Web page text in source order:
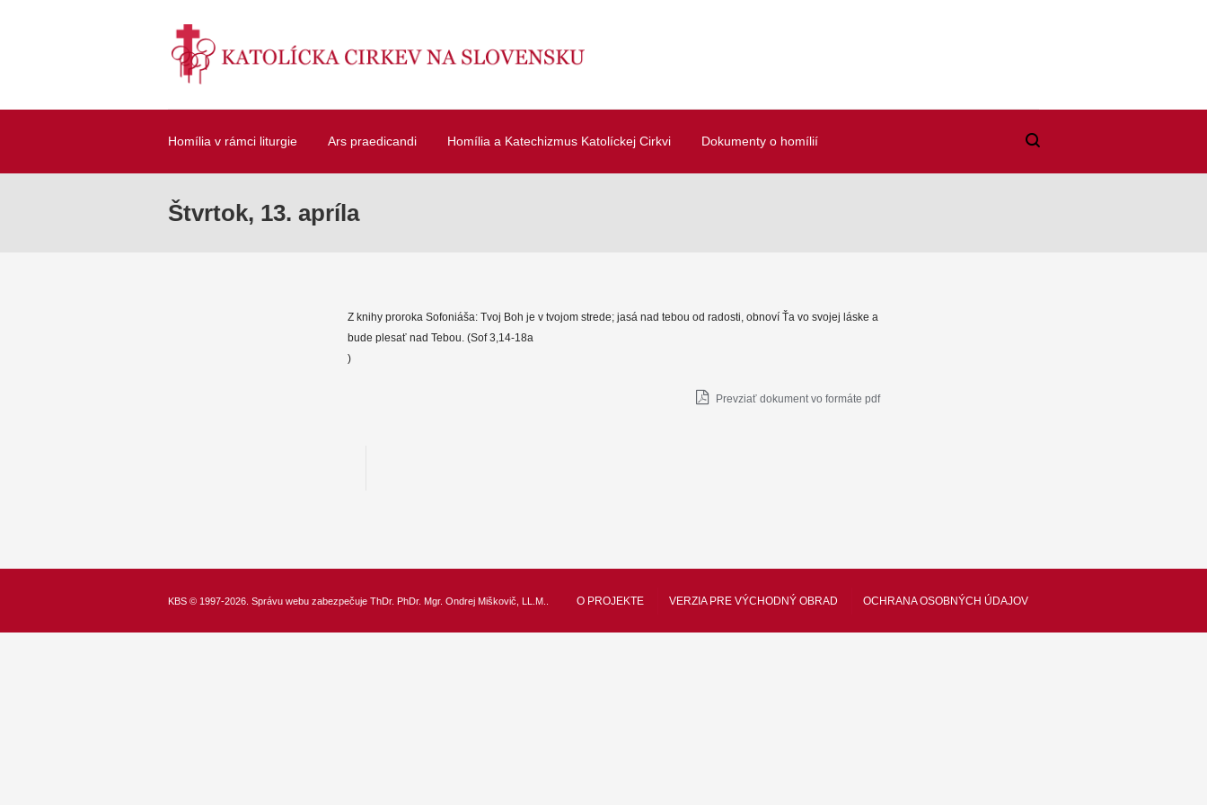
Homília v rámci liturgie Ars praedicandi Homília a Katechizmus Katolíckej Cirkvi Dokumenty o homílií
Štvrtok, 13. apríla
Z knihy proroka Sofoniáša: Tvoj Boh je v tvojom strede; jasá nad tebou od radosti, obnoví Ťa vo svojej láske a
bude plesať nad Tebou. (Sof 3,14-18a
)
Prevziať dokument vo formáte pdf
KBS © 1997-2026. Správu webu zabezpečuje ThDr. PhDr. Mgr. Ondrej Miškovič, LL.M. O PROJEKTE VERZIA PRE VÝCHODNÝ OBRAD OCHRANA OSOBNÝCH ÚDAJOV